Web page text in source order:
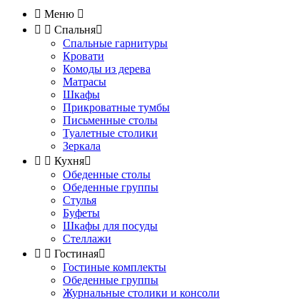
 Меню 
  Спальня
Спальные гарнитуры
Кровати
Комоды из дерева
Матрасы
Шкафы
Прикроватные тумбы
Письменные столы
Туалетные столики
Зеркала
  Кухня
Обеденные столы
Обеденные группы
Стулья
Буфеты
Шкафы для посуды
Стеллажи
  Гостиная
Гостиные комплекты
Обеденные группы
Журнальные столики и консоли